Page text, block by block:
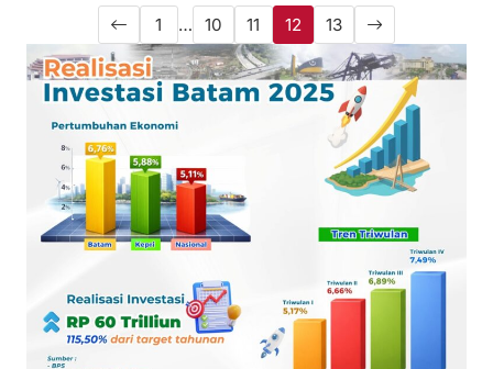
1 … 10 11 12 13